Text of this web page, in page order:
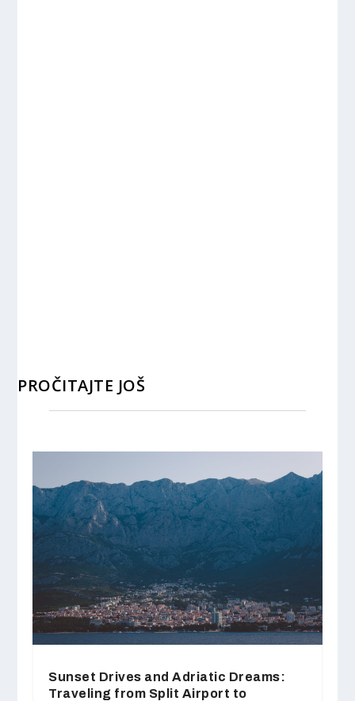
PROČITAJTE JOŠ
Sunset Drives and Adriatic Dreams:
Traveling from Split Airport to